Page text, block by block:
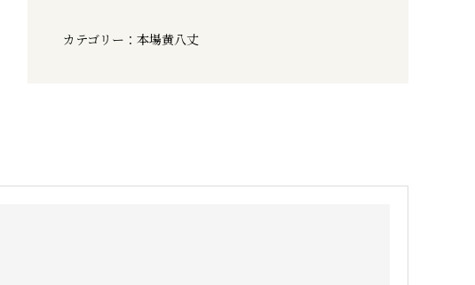
カテゴリー： 本場黄八丈